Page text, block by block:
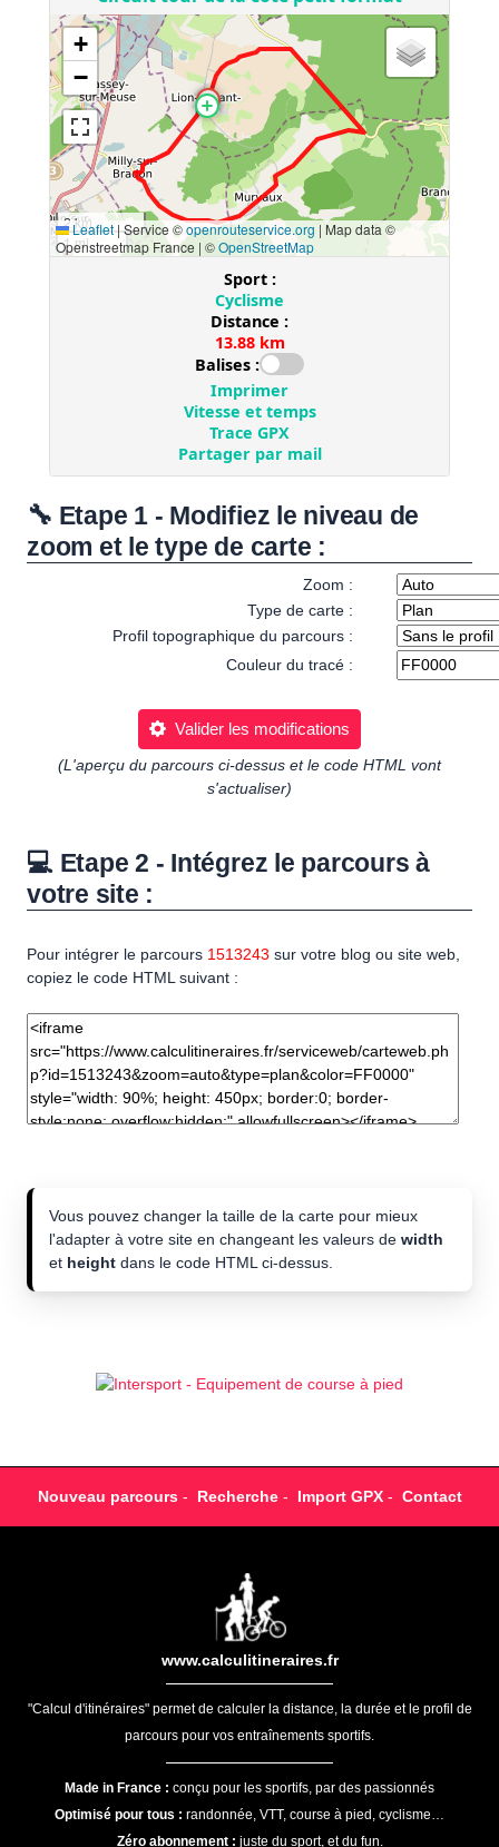
🔧 Etape 1 - Modifiez le niveau de
zoom et le type de carte :
Zoom :
Type de carte :
Profil topographique du parcours :
Couleur du tracé :
Valider les modifications
(L'aperçu du parcours ci-dessus et le code HTML vont
s'actualiser)
💻 Etape 2 - Intégrez le parcours à
votre site :
Pour intégrer le parcours 1513243 sur votre blog ou site web,
copiez le code HTML suivant :
Vous pouvez changer la taille de la carte pour mieux
l'adapter à votre site en changeant les valeurs de width
et height dans le code HTML ci-dessus.
Nouveau parcours- Recherche- Import GPX- Contact
www.calculitineraires.fr
"Calcul d'itinéraires" permet de calculer la distance, la durée et le profil de
parcours pour vos entraînements sportifs.
Made in France : conçu pour les sportifs, par des passionnés
Optimisé pour tous : randonnée, VTT, course à pied, cyclisme…
Zéro abonnement : juste du sport, et du fun.